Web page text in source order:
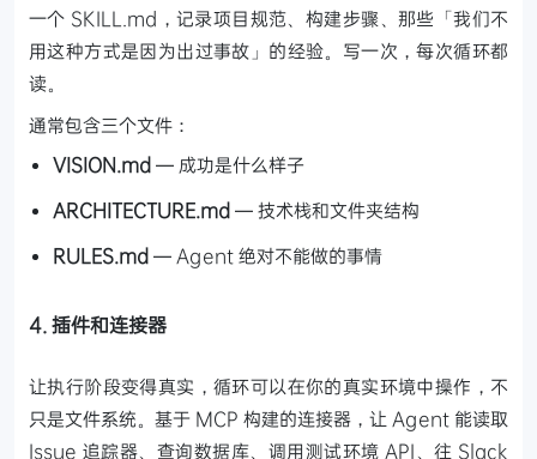
一个 SKILL.md，记录项目规范、构建步骤、那些「我们不
用这种方式是因为出过事故」的经验。写一次，每次循环都
读。
通常包含三个文件：
VISION.md — 成功是什么样子
ARCHITECTURE.md — 技术栈和文件夹结构
RULES.md — Agent 绝对不能做的事情
4. 插件和连接器
让执行阶段变得真实，循环可以在你的真实环境中操作，不
只是文件系统。基于 MCP 构建的连接器，让 Agent 能读取
Issue 追踪器、查询数据库、调用测试环境 API、往 Slack